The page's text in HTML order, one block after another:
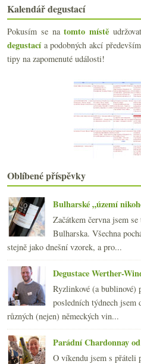
Výtečný horský Syrah od
Riesling má narozeniny a
Steven Spurrier, bio body,
Chlastací Riesling z Pfalze a
Naturální Ull de Llebre a
Výtečný alsaský crémant od
Pinot od Errazuriz a
Řecký ryzlink z Lidlu a
Litrovka ryzlinku a chlastací
2020 (239)
►2019(238)
►2018(240)
►2017(240)
►2016(250)
2015(251)
►2014
►2013(249)
►2012(254)
►2011(252)
► 2010 (249)
2009 (249)
►2008(270)
►2007(108)
Kalendář degustací
Pokusím se natomto místě
degustacía podobných akcí
tipy na zapomenuté události!
Oblíbené příspěvky
Bulharské „území
Začátkem června jsem
Bulharska. Všechna
stejně jako dnešní vzorek, a pro...
Degustace Werther-
Ryzlinkové (a bublinové)
posledních týdnech jsem
různých (nejen) německých vin...
Parádní Chardonnay
O víkendu jsem s přáteli